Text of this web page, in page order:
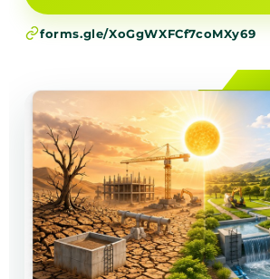
forms.gle/XoGgWXFCf7coMXy69